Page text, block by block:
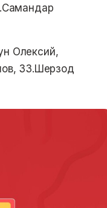
Олексий,
33.Шерзод